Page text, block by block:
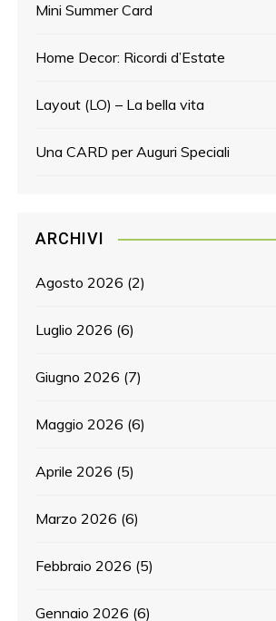
Mini Summer Card
Home Decor: Ricordi d’Estate
Layout (LO) – La bella vita
Una CARD per Auguri Speciali
ARCHIVI
Agosto 2026 (2)
Luglio 2026 (6)
Giugno 2026 (7)
Maggio 2026 (6)
Aprile 2026 (5)
Marzo 2026 (6)
Febbraio 2026 (5)
Gennaio 2026 (6)